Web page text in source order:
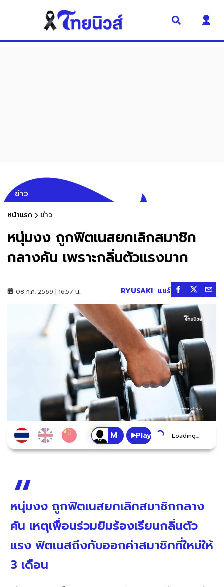
ข่าว
หน้าแรก ข่าว
หนุ่มงง ถูกฟิตเนสยกเลิกสมาชิก
กลางคัน เพราะกลิ่นตัวแรงมาก
08 ก.ค. 2569 | 16:57 น. RYUSAKI แชร์
Play Loading...
หนุ่มงง ถูกฟิตเนสยกเลิกสมาชิกกลาง
คัน เหตุเพื่อนร่วมยิมร้องเรียนกลิ่นตัว
แรง ฟิตเนสถึงกับออกค่าสมาชิกที่ใหม่ให้
3 เดือน